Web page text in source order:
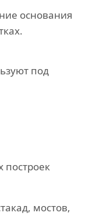
основания
под
построек
мостов,